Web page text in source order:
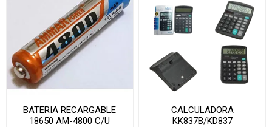
BATERIA RECARGABLE
18650 AM-4800 C/U
CALCULADORA
KK837B/KD837